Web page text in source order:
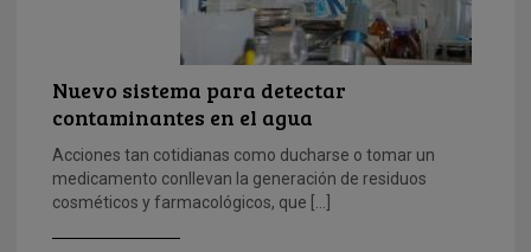
Nuevo sistema para detectar
contaminantes en el agua
Acciones tan cotidianas como ducharse o tomar un
medicamento conllevan la generación de residuos
cosméticos y farmacológicos, que […]